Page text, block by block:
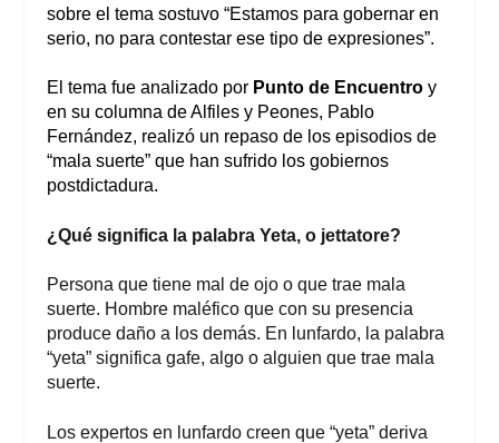
sobre el tema sostuvo “Estamos para gobernar en
serio, no para contestar ese tipo de expresiones”.
El tema fue analizado por Punto de Encuentro y
en su columna de Alfiles y Peones, Pablo
Fernández, realizó un repaso de los episodios de
“mala suerte” que han sufrido los gobiernos
postdictadura.
¿Qué significa la palabra Yeta, o jettatore?
Persona que tiene mal de ojo o que trae mala
suerte. Hombre maléfico que con su presencia
produce daño a los demás. En lunfardo, la palabra
“yeta” significa gafe, algo o alguien que trae mala
suerte.
Los expertos en lunfardo creen que “yeta” deriva